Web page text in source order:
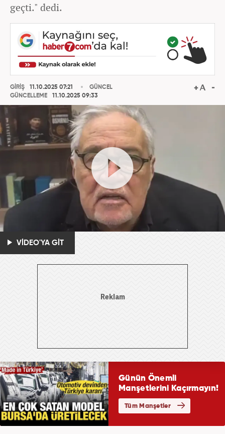
geçti." dedi.
GİRİŞ
11.10.2025 07:21
GÜNCELLEME
11.10.2025 09:33
GÜNCEL
VİDEO'YA GİT